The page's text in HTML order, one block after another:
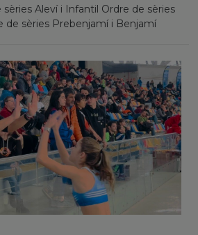
sèries Aleví i Infantil Ordre de sèries
de sèries Prebenjamí i Benjamí